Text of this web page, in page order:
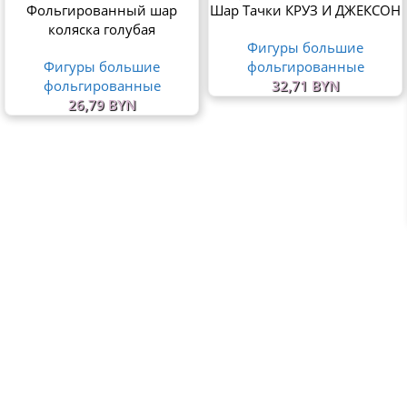
Фольгированный шар
коляска голубая
Фигуры большие
фольгированные
26,79 BYN
Шар Тачки КРУЗ И ДЖЕКСОН
Фигуры большие
фольгированные
32,71 BYN